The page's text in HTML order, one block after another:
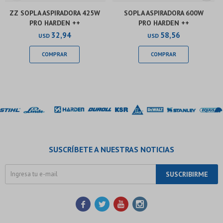
ZZ SOPLA ASPIRADORA 425W
PRO HARDEN ++
USD 32,94
SOPLA ASPIRADORA 600W
PRO HARDEN ++
USD 58,56
SUSCRÍBETE A NUESTRAS NOTICIAS
SUSCRIBIRME
   